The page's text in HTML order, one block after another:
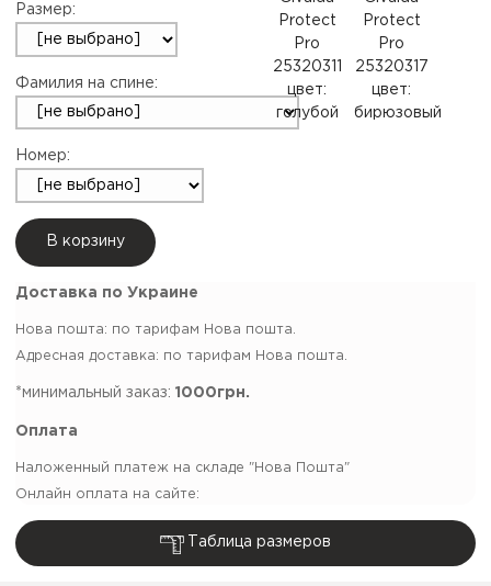
Размер:
Фамилия на спине:
Номер:
В корзину
Доставка по Украине
Нова пошта: по тарифам Нова пошта.
Адресная доставка: по тарифам Нова пошта.
*минимальный заказ: 1000грн.
Оплата
Наложенный платеж на складе "Нова Пошта"
Онлайн оплата на сайте:
Таблица размеров